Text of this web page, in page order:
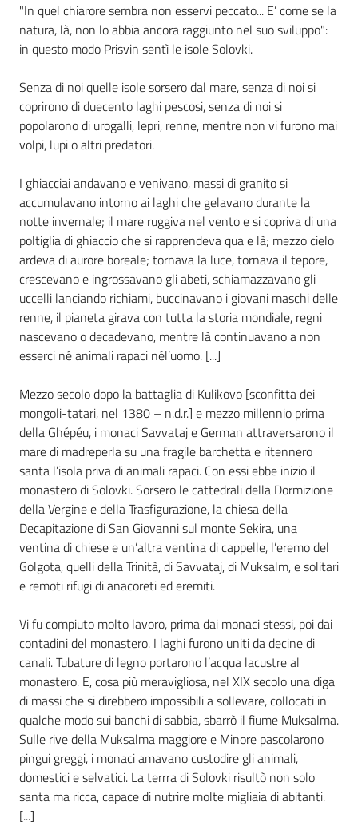
Assemblea
legislativa
Assemblea
Attività
Argomenti
Per i media
Per i cittadini
"In quel chiarore sembra non esservi peccato... E’ come se la
natura, là, non lo abbia ancora raggiunto nel suo sviluppo":
in questo modo Prisvin sentì le isole Solovki.
Senza di noi quelle isole sorsero dal mare, senza di noi si
coprirono di duecento laghi pescosi, senza di noi si
popolarono di urogalli, lepri, renne, mentre non vi furono mai
volpi, lupi o altri predatori.
I ghiacciai andavano e venivano, massi di granito si
accumulavano intorno ai laghi che gelavano durante la
notte invernale; il mare ruggiva nel vento e si copriva di una
poltiglia di ghiaccio che si rapprendeva qua e là; mezzo cielo
ardeva di aurore boreale; tornava la luce, tornava il tepore,
crescevano e ingrossavano gli abeti, schiamazzavano gli
uccelli lanciando richiami, buccinavano i giovani maschi delle
renne, il pianeta girava con tutta la storia mondiale, regni
nascevano o decadevano, mentre là continuavano a non
esserci né animali rapaci nél’uomo. [...]
Mezzo secolo dopo la battaglia di Kulikovo [sconfitta dei
mongoli-tatari, nel 1380 – n.d.r.] e mezzo millennio prima
della Ghépéu, i monaci Savvataj e German attraversarono il
mare di madreperla su una fragile barchetta e ritennero
santa l’isola priva di animali rapaci. Con essi ebbe inizio il
monastero di Solovki. Sorsero le cattedrali della Dormizione
della Vergine e della Trasfigurazione, la chiesa della
Decapitazione di San Giovanni sul monte Sekira, una
ventina di chiese e un’altra ventina di cappelle, l’eremo del
Golgota, quelli della Trinità, di Savvataj, di Muksalm, e solitari
e remoti rifugi di anacoreti ed eremiti.
Vi fu compiuto molto lavoro, prima dai monaci stessi, poi dai
contadini del monastero. I laghi furono uniti da decine di
canali. Tubature di legno portarono l’acqua lacustre al
monastero. E, cosa più meravigliosa, nel XIX secolo una diga
di massi che si direbbero impossibili a sollevare, collocati in
qualche modo sui banchi di sabbia, sbarrò il fiume Muksalma.
Sulle rive della Muksalma maggiore e Minore pascolarono
pingui greggi, i monaci amavano custodire gli animali,
domestici e selvatici. La terrra di Solovki risultò non solo
santa ma ricca, capace di nutrire molte migliaia di abitanti.
[...]